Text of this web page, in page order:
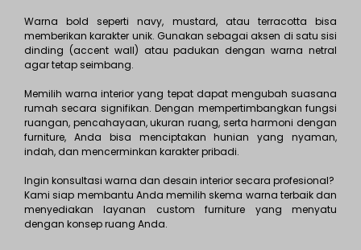
Warna bold seperti navy, mustard, atau terracotta bisa
memberikan karakter unik. Gunakan sebagai aksen di satu sisi
dinding (accent wall) atau padukan dengan warna netral
agar tetap seimbang.
Memilih warna interior yang tepat dapat mengubah suasana
rumah secara signifikan. Dengan mempertimbangkan fungsi
ruangan, pencahayaan, ukuran ruang, serta harmoni dengan
furniture, Anda bisa menciptakan hunian yang nyaman,
indah, dan mencerminkan karakter pribadi.
Ingin konsultasi warna dan desain interior secara profesional?
Kami siap membantu Anda memilih skema warna terbaik dan
menyediakan layanan custom furniture yang menyatu
dengan konsep ruang Anda.